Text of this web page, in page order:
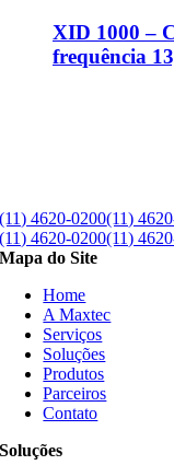
XID 1000 –
frequência
(11) 4620-0200(11)
(11) 4620-0200(11)
Mapa do Site
Home
A Maxtec
Serviços
Soluções
Produtos
Parceiros
Contato
Soluções